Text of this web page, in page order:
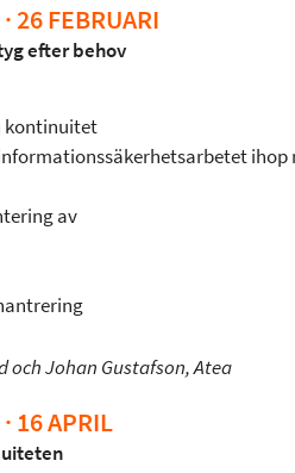
26 FEBRUARI
efter behov
kontinuitet
av
och Johan Gustafson, Atea
16 APRIL